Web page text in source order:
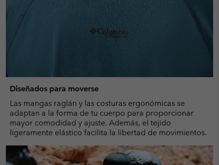
Diseñados para moverse
Las mangas raglán y las costuras ergonómicas se
adaptan a la forma de tu cuerpo para proporcionar
mayor comodidad y ajuste. Además, el tejido
ligeramente elástico facilita la libertad de movimientos.